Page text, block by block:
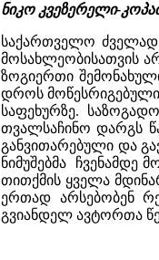
ნიკო კვეზერელი-
საქართველო ძველად
მოსახლეობისათვის
ზოგიერთი
დროს მოწესრიგებული
საფეხურზე.
თვალსაჩინო დარგს
განვითარებული და
ნიმუშებმა ჩვენამდე
თითქმის ყველა
ერთად არსებობენ
გვიანდელ ავტორთა